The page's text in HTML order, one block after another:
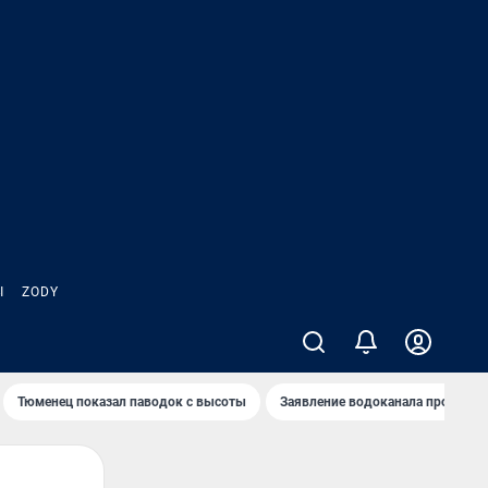
ZODY
Тюменец показал паводок с высоты Заявление водоканала про